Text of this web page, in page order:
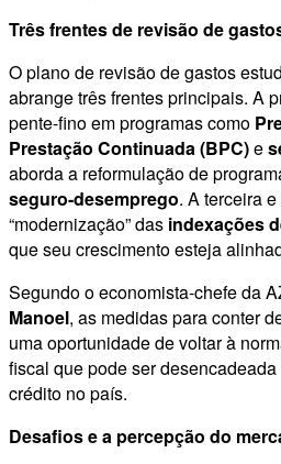
Três frentes de revisão de
O plano de revisão de gastos
abrange três frentes principais. A
pente-fino em programas como
Prestação Continuada (BPC)e
aborda a reformulação de
seguro-desemprego. A terceira
“modernização” das indexações
que seu crescimento esteja
Segundo o economista-chefe da
Manoel, as medidas para conter
uma oportunidade de voltar à
fiscal que pode ser
crédito no país.
Desafios e a percepção do